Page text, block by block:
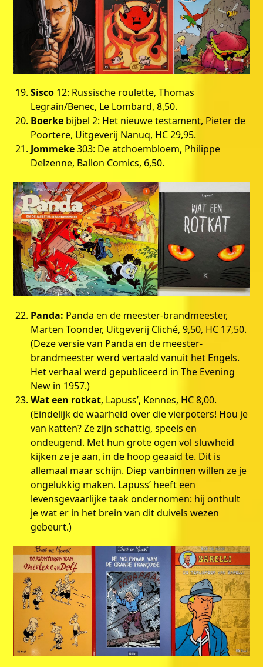
Sisco 12: Russische roulette, Thomas
Legrain/Benec, Le Lombard, 8,50.
Boerke bijbel 2: Het nieuwe testament, Pieter de
Poortere, Uitgeverij Nanuq, HC 29,95.
Jommeke303: De atchoembloem, Philippe
Delzenne, Ballon Comics, 6,50.
Panda: Panda en de meester-brandmeester,
Marten Toonder, Uitgeverij Cliché, 9,50, HC 17,50.
(Deze versie van Panda en de meester-
brandmeester werd vertaald vanuit het Engels.
Het verhaal werd gepubliceerd in The Evening
New in 1957.)
Wat een rotkat, Lapuss’, Kennes, HC 8,00.
(Eindelijk de waarheid over die vierpoters! Hou je
van katten? Ze zijn schattig, speels en
ondeugend. Met hun grote ogen vol sluwheid
kijken ze je aan, in de hoop geaaid te. Dit is
allemaal maar schijn. Diep vanbinnen willen ze je
ongelukkig maken. Lapuss’ heeft een
levensgevaarlijke taak ondernomen: hij onthult
je wat er in het brein van dit duivels wezen
gebeurt.)